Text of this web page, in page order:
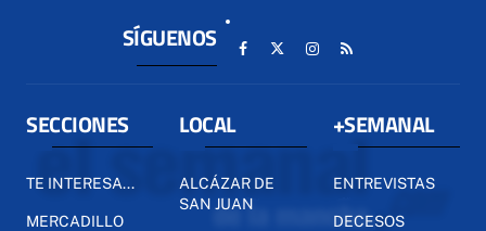
SÍGUENOS
SECCIONES
TE INTERESA...
MERCADILLO
LOCAL
ALCÁZAR DE
SAN JUAN
+SEMANAL
ENTREVISTAS
DECESOS